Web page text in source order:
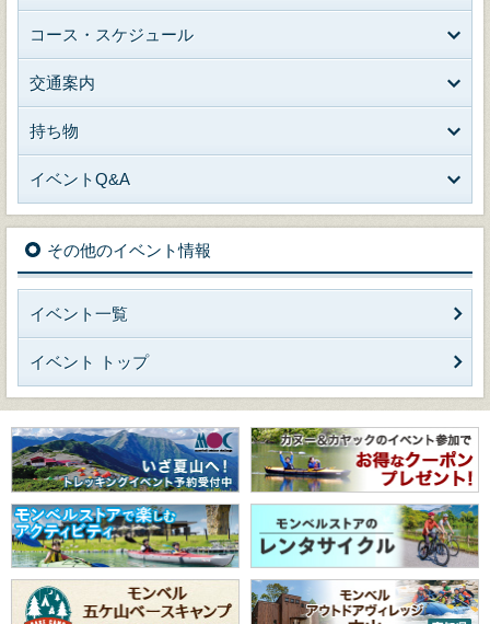
コース・スケジュール
交通案内
持ち物
イベントQ&A
その他のイベント情報
イベント一覧
イベント トップ